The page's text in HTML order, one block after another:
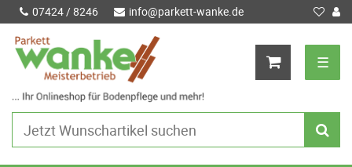
07424 / 8246 info@parkett-wanke.de
☰